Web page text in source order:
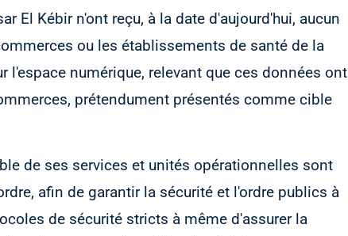
El Kébir n'ont reçu, à la date d'aujourd'hui, aucun
ou les établissements de santé de la
l'espace numérique, relevant que ces données ont
prétendument présentés comme cible
de ses services et unités opérationnelles sont
afin de garantir la sécurité et l'ordre publics à
de sécurité stricts à même d'assurer la